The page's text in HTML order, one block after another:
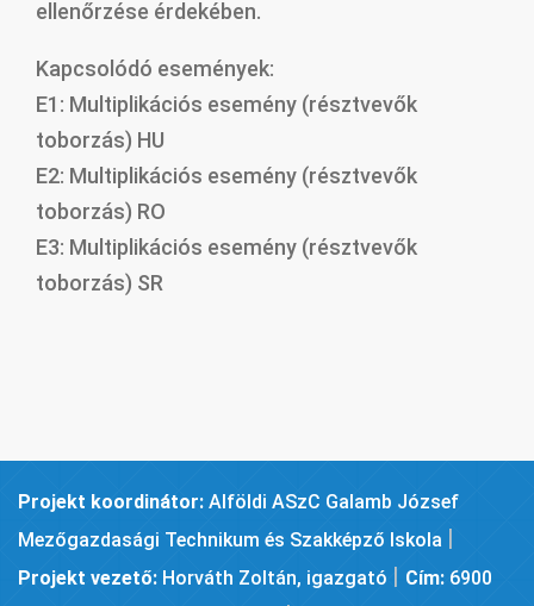
ellenőrzése érdekében.
Kapcsolódó események:
E1: Multiplikációs esemény (résztvevők
toborzás) HU
E2: Multiplikációs esemény (résztvevők
toborzás) RO
E3: Multiplikációs esemény (résztvevők
toborzás) SR
Projekt koordinátor: Alföldi ASzC Galamb József
Mezőgazdasági Technikum és Szakképző Iskola |
Projekt vezető: Horváth Zoltán, igazgató | Cím: 6900